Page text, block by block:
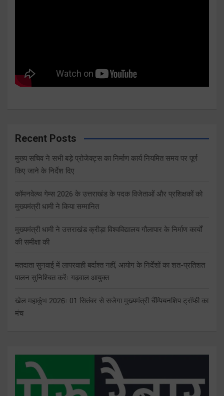
Recent Posts
मुख्य सचिव ने सभी बड़े प्रोजेक्ट्स का निर्माण कार्य नियमित समय पर पूर्ण
किए जाने के निर्देश दिए
कॉमनवेल्थ गेम्स 2026 के उत्तराखंड के पदक विजेताओं और प्रशिक्षकों को
मुख्यमंत्री धामी ने किया सम्मानित
मुख्यमंत्री धामी ने उत्तराखंड क्रीड़ा विश्वविद्यालय गौलापार के निर्माण कार्यों
की समीक्षा की
मतदाता सुनवाई में लापरवाही बर्दाश्त नहीं, आयोग के निर्देशों का शत-प्रतिशत
पालन सुनिश्चित करेंः गढ़वाल आयुक्त
खेल महाकुंभ 2026ः 01 सितंबर से सजेगा मुख्यमंत्री चैंम्पियनशिप ट्रॉफी का
मंच